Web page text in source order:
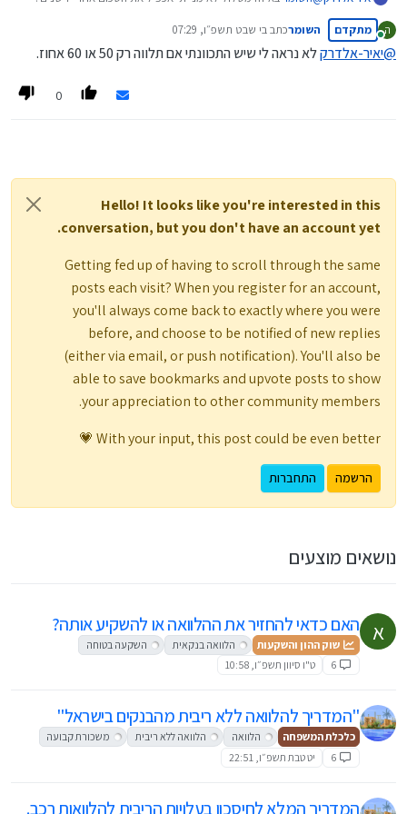
את הריבית עשרות שנים ותיק הנכסים צומח לאין שיעור.
ה
מחובר
מתקדם השומרכתב בי שבט תשפ״ו, 07:29
נערך לאחרונה על ידי
@יאיר-אלדרקלא נראה לי שיש התכוונתי אם תלווה רק 50 או 60 אחוז.
0
Hello! It looks like you're interested in this
conversation, but you don't have an account yet.
Getting fed up of having to scroll through the same
posts each visit? When you register for an account,
you'll always come back to exactly where you were
before, and choose to be notified of new replies
(either via email, or push notification). You'll also be
able to save bookmarks and upvote posts to show
your appreciation to other community members.
With your input, this post could be even better 💗
הרשמה התחברות
נושאים מוצעים
א האם כדאי להחזיר את ההלוואה או להשקיע אותה?
שוק ההון והשקעות הלוואה בנקאית
השקעה בטוחה
6
ט"ו סיוון תשפ״ו, 10:58
"המדריך להלוואה ללא ריבית מהבנקים בישראל"
כלכלת המשפחה הלוואה הלוואה ללא ריבית
משכורת קבועה
6
יט טבת תשפ״ו, 22:51
המדריך המלא לחיסכון בעלויות הריבית להלוואות רכב.